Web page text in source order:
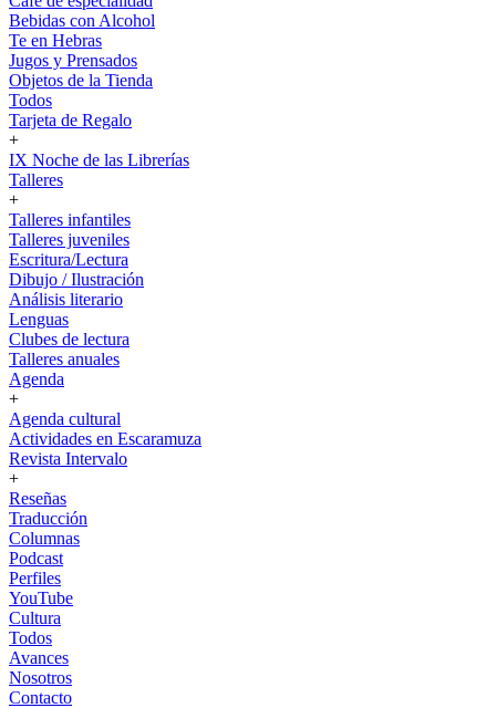
Bebidas con Alcohol
Te en Hebras
Jugos y Prensados
Objetos de la Tienda
Todos
Tarjeta de Regalo
+
IX Noche de las Librerías
Talleres
+
Talleres infantiles
Talleres juveniles
Escritura/Lectura
Dibujo / Ilustración
Análisis literario
Lenguas
Clubes de lectura
Talleres anuales
Agenda
+
Agenda cultural
Actividades en Escaramuza
Revista Intervalo
+
Reseñas
Traducción
Columnas
Podcast
Perfiles
YouTube
Cultura
Todos
Avances
Nosotros
Contacto